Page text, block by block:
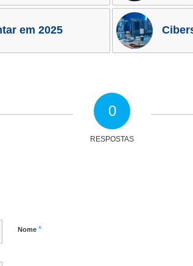
em 2025
0
RESPOSTAS
Nome *